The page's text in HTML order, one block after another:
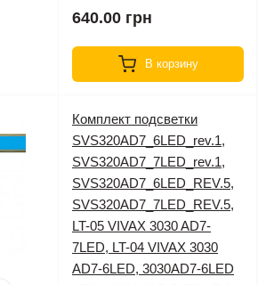
640.00 грн
В корзину
Комплект подсветки
SVS320AD7_6LED_rev.1,
SVS320AD7_7LED_rev.1,
SVS320AD7_6LED_REV.5,
SVS320AD7_7LED_REV.5,
LT-05 VIVAX 3030 AD7-
7LED, LT-04 VIVAX 3030
AD7-6LED, 3030AD7-6LED